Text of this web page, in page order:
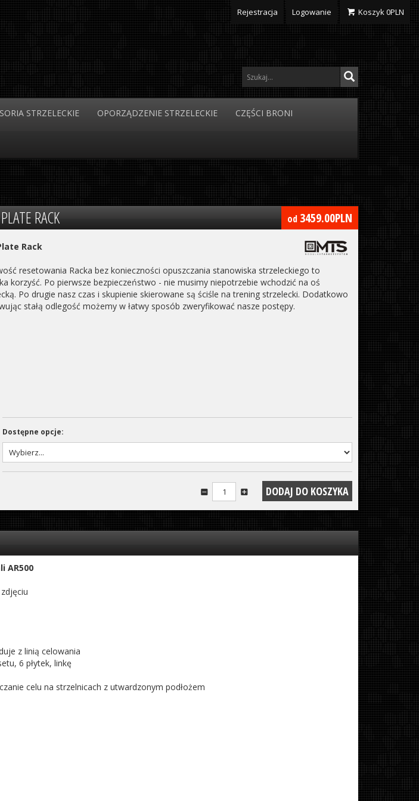
Rejestracja Logowanie Koszyk0PLN
STRZELECKIE OPORZĄDZENIE STRZELECKIE CZĘŚCI BRONI
RACK od 3459.00PLN
Rack
resetowania Racka bez konieczności opuszczania stanowiska strzeleckiego to
korzyść. Po pierwsze bezpieczeństwo - nie musimy niepotrzebie wchodzić na oś
Po drugie nasz czas i skupienie skierowane są ściśle na trening strzelecki. Dodatkowo
stałą odlegość możemy w łatwy sposób zweryfikować nasze postępy.
Dostępne opcje:
AR500
z linią celowania
6 płytek, linkę
celu na strzelnicach z utwardzonym podłożem